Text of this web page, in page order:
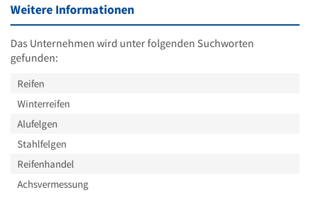
Weitere Informationen
Das Unternehmen wird unter folgenden Suchworten
gefunden:
Reifen
Winterreifen
Alufelgen
Stahlfelgen
Reifenhandel
Achsvermessung